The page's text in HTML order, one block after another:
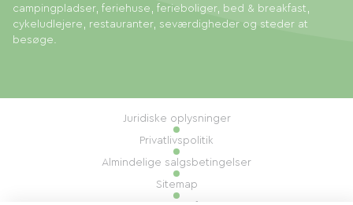
campingpladser, feriehuse, ferieboliger, bed & breakfast,
cykeludlejere, restauranter, seværdigheder og steder at
besøge.
Juridiske oplysninger
Privatlivspolitik
Almindelige salgsbetingelser
Sitemap